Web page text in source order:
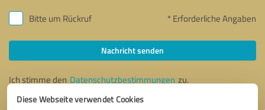
Diese Webseite verwendet Cookies
Bitte um Rückruf * Erforderliche Angaben
Nachricht senden
Ich stimme den Datenschutzbestimmungen zu.